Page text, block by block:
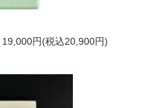
19,000円(税込20,900円)